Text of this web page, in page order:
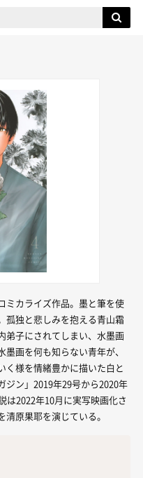
ミカライズ作品。墨と筆を使
孤独と悲しみを抱える青山霜
弟子にされてしまい、水墨画
画を何も知らない青年が、
く様を情緒豊かに描いた白と
ジン」2019年29号から2020年
は2022年10月に実写映画化さ
原果耶を演じている。